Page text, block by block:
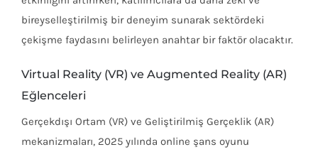
bireyselleştirilmiş bir deneyim sunarak sektördeki
çekişme faydasını belirleyen anahtar bir faktör olacaktır.
Virtual Reality (VR) ve Augmented Reality (AR)
Eğlenceleri
Gerçekdışı Ortam (VR) ve Geliştirilmiş Gerçeklik (AR)
mekanizmaları, 2025 yılında online şans oyunu